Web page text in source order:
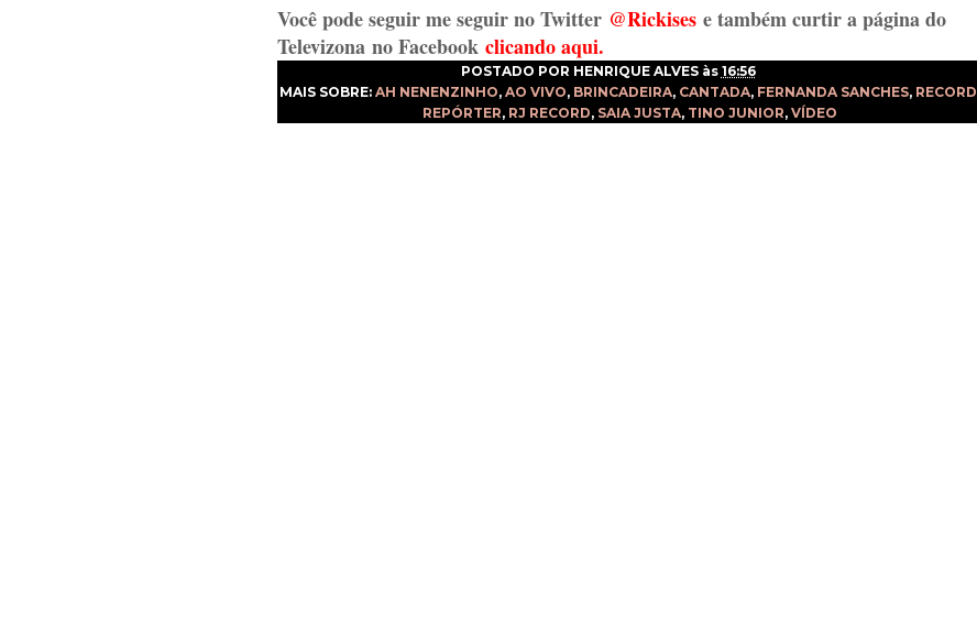
Você pode seguir me seguir no Twitter @Rickises e também curtir a página do
Televizona no Facebook clicando aqui.
POSTADO POR HENRIQUE ALVES às 16:56
MAIS SOBRE: AH NENENZINHO, AO VIVO, BRINCADEIRA, CANTADA, FERNANDA SANCHES, RECORD
REPÓRTER, RJ RECORD, SAIA JUSTA, TINO JUNIOR, VÍDEO